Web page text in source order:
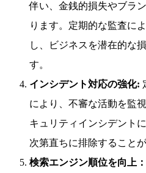
伴い、金銭的損失やブラ
ります。定期的な監査に
し、ビジネスを潜在的な
す。
インシデント対応の強化:
により、不審な活動を監
キュリティインシデント
次第直ちに排除することが
検索エンジン順位を向上：